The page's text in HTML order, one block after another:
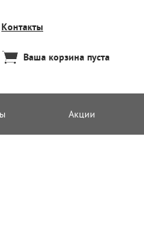
Контакты
Ваша корзина пуста
Акции